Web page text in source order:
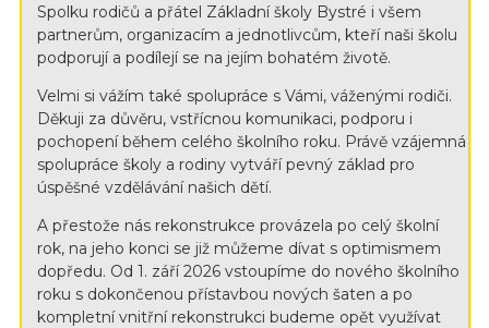
Spolku rodičů a přátel Základní školy Bystré i všem
partnerům, organizacím a jednotlivcům, kteří naši školu
podporují a podílejí se na jejím bohatém životě.
Velmi si vážím také spolupráce s Vámi, váženými rodiči.
Děkuji za důvěru, vstřícnou komunikaci, podporu i
pochopení během celého školního roku. Právě vzájemná
spolupráce školy a rodiny vytváří pevný základ pro
úspěšné vzdělávání našich dětí.
A přestože nás rekonstrukce provázela po celý školní
rok, na jeho konci se již můžeme dívat s optimismem
dopředu. Od 1. září 2026 vstoupíme do nového školního
roku s dokončenou přístavbou nových šaten a po
kompletní vnitřní rekonstrukci budeme opět využívat